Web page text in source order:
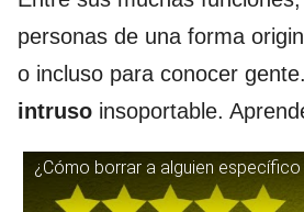
personas de una forma
o incluso para conocer
intruso insoportable.
¿Cómo borrar a alguien específico